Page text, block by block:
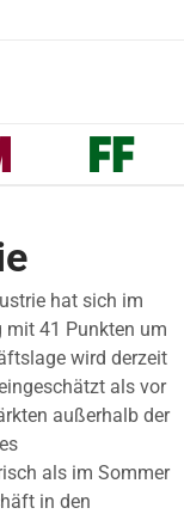
hat sich im
mit 41 Punkten um
wird derzeit
als vor
außerhalb der
als im Sommer
in den